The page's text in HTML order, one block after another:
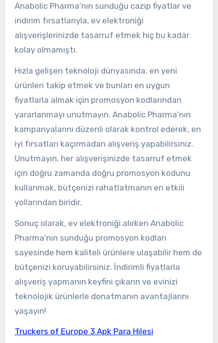
Anabolic Pharma’nın sunduğu cazip fiyatlar ve
indirim fırsatlarıyla, ev elektroniği
alışverişlerinizde tasarruf etmek hiç bu kadar
kolay olmamıştı.
Hızla gelişen teknoloji dünyasında, en yeni
ürünleri takip etmek ve bunları en uygun
fiyatlarla almak için promosyon kodlarından
yararlanmayı unutmayın. Anabolic Pharma’nın
kampanyalarını düzenli olarak kontrol ederek, en
iyi fırsatları kaçırmadan alışveriş yapabilirsiniz.
Unutmayın, her alışverişinizde tasarruf etmek
için doğru zamanda doğru promosyon kodunu
kullanmak, bütçenizi rahatlatmanın en etkili
yollarından biridir.
Sonuç olarak, ev elektroniği alırken Anabolic
Pharma’nın sunduğu promosyon kodları
sayesinde hem kaliteli ürünlere ulaşabilir hem de
bütçenizi koruyabilirsiniz. İndirimli fiyatlarla
alışveriş yapmanın keyfini çıkarın ve evinizi
teknolojik ürünlerle donatmanın avantajlarını
yaşayın!
Truckers of Europe 3 Apk Para Hilesi